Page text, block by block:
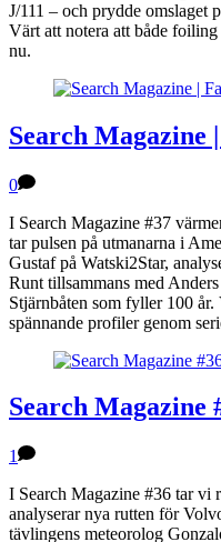
J/111 – och prydde omslaget
Värt att notera att både
nu.
Search Magazine
0
I Search Magazine #37
tar pulsen på utmanarna i
Gustaf på Watski2Star,
Runt tillsammans med
Stjärnbåten som fyller 100 år.
spännande profiler genom
Search Magazine
1
I Search Magazine #36 tar vi
analyserar nya rutten för
tävlingens meteorolog